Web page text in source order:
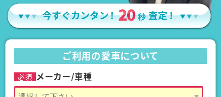
ご利用の愛車について
必須 メーカー/車種